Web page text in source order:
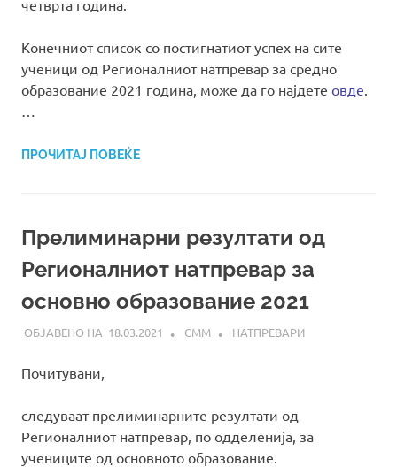
четврта година.
Конечниот список со постигнатиот успех на сите
ученици од Регионалниот натпревар за средно
образование 2021 година, може да го најдете овде.
…
ПРОЧИТАЈ ПОВЕЌЕ
Прелиминарни резултати од
Регионалниот натпревар за
основно образование 2021
18.03.2021 СММ НАТПРЕВАРИ
Почитувани,
следуваат прелиминарните резултати од
Регионалниот натпревар, по одделенија, за
учениците од основното образование.